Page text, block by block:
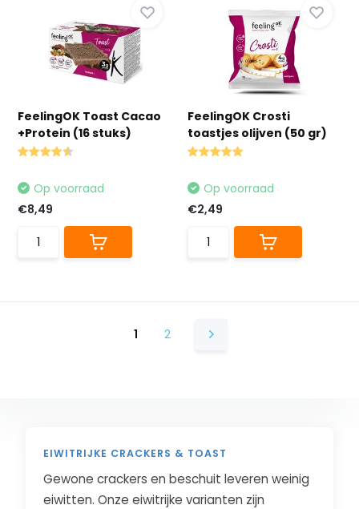
FeelingOK Toast Cacao
+Protein (16 stuks)
Op voorraad
€8,49
FeelingOK Crosti
toastjes olijven (50 gr)
Op voorraad
€2,49
1 2
EIWITRIJKE CRACKERS & TOAST
Gewone crackers en beschuit leveren weinig
eiwitten. Onze eiwitrijke varianten zijn